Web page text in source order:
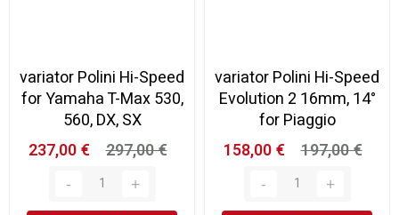
variator Polini Hi-Speed
for Yamaha T-Max 530,
560, DX, SX
237,00 €
297,00 €
variator Polini Hi-Speed
Evolution 2 16mm, 14°
for Piaggio
158,00 €
197,00 €